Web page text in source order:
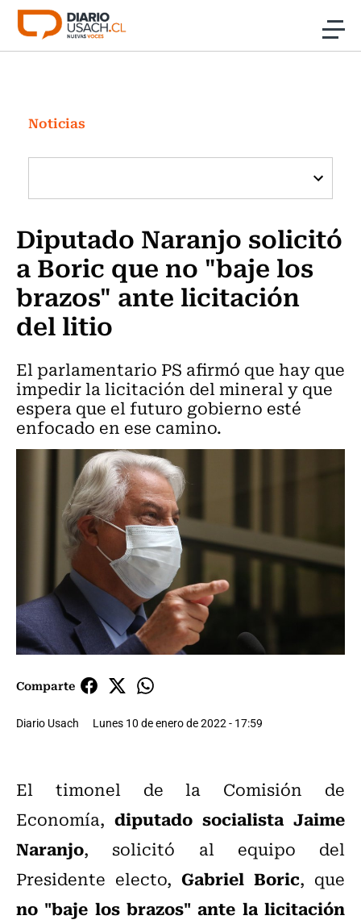
Click acá para ir directamente al contenido
Investigación
Cultura
Programas Radio y TV Usach
Noticias
Diputado Naranjo solicitó
a Boric que no "baje los
brazos" ante licitación
del litio
El parlamentario PS afirmó que hay que
impedir la licitación del mineral y que
espera que el futuro gobierno esté
enfocado en ese camino.
Comparte
Diario Usach Lunes 10 de enero de 2022 - 17:59
El timonel de la Comisión de
Economía, diputado socialista Jaime
Naranjo, solicitó al equipo del
Presidente electo, Gabriel Boric, que
no "baje los brazos" ante la licitación